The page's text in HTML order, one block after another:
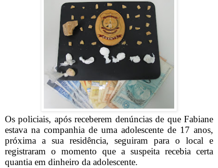
Os policiais, após receberem denúncias de que Fabiane
estava na companhia de uma adolescente de 17 anos,
próxima a sua residência, seguiram para o local e
registraram o momento que a suspeita recebia certa
quantia em dinheiro da adolescente.